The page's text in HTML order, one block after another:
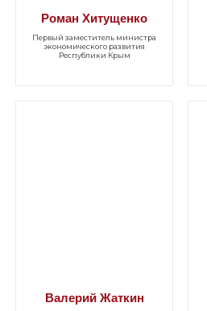
Роман Хитущенко
Первый заместитель министра
экономического развития
Республики Крым
Валерий Жаткин